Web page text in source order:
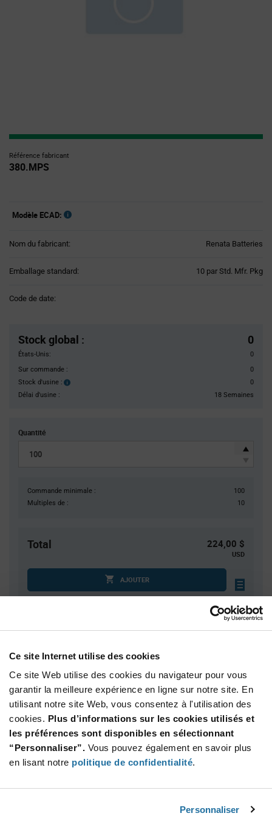
Ce site Internet utilise des cookies
Ce site Web utilise des cookies du navigateur pour vous
garantir la meilleure expérience en ligne sur notre site. En
utilisant notre site Web, vous consentez à l'utilisation des
cookies. Plus d’informations sur les cookies utilisés et
les préférences sont disponibles en sélectionnant
“Personnaliser”. Vous pouvez également en savoir plus
en lisant notre politique de confidentialité.
Personnaliser
Référence fabricant
380.MPS
Modèle ECAD:
Nom du fabricant: Renata Batteries
Emballage standard: 10 par Std. Mfr. Pkg
Code de date:
Stock global : 0
États-Unis:
0
Sur commande :
0
Stock d'usine :
Stock
0
Délai d'usine :
18 Semaines
Quantité
Commande minimale :
100
Multiples de :
10
Total 224,00 $
USD
AJOUTER
100
$2.24
150
$2.23
200
$2.22
300
$2.20
400+
$2.18
Product
Variant
Emballages disponibles